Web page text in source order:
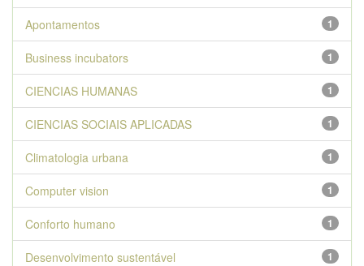
1
Apontamentos
1
Business incubators
1
CIENCIAS HUMANAS
1
CIENCIAS SOCIAIS APLICADAS
1
Climatologia urbana
1
Computer vision
1
Conforto humano
1
Desenvolvimento sustentável